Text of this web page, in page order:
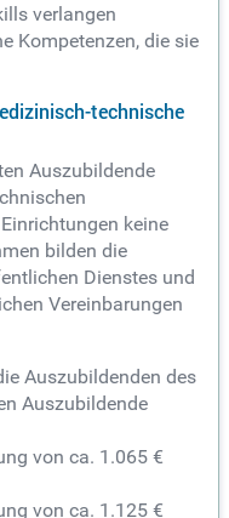
verlangen
Kompetenzen, die sie
technische
Auszubildende
keine
bilden die
Dienstes und
Vereinbarungen
Auszubildenden des
Auszubildende
von ca. 1.065 €
von ca. 1.125 €